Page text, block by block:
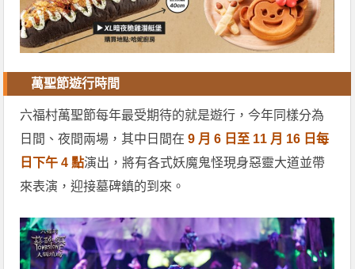
萬聖節遊行時間
六福村萬聖節每年最受期待的就是遊行，今年同樣分為
日間、夜間兩場，其中日間在9 月 6 日至 11 月 16 日每
日下午 4 點演出，將有各式妖魔鬼怪現身惡靈大道並帶
來表演，迎接墓碑鎮的到來。